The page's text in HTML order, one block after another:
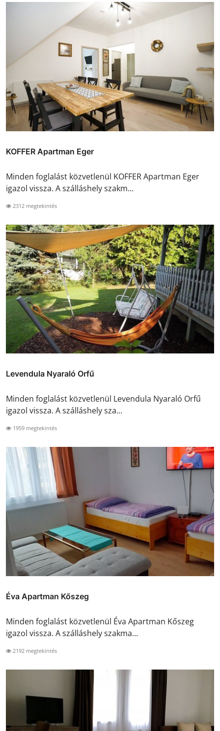
KOFFER Apartman Eger
Minden foglalást közvetlenül KOFFER Apartman Eger
igazol vissza. A szálláshely szakm...
2312 megtekintés
Levendula Nyaraló Orfű
Minden foglalást közvetlenül Levendula Nyaraló Orfű
igazol vissza. A szálláshely sza...
1959 megtekintés
Éva Apartman Kőszeg
Minden foglalást közvetlenül Éva Apartman Kőszeg
igazol vissza. A szálláshely szakma...
2192 megtekintés